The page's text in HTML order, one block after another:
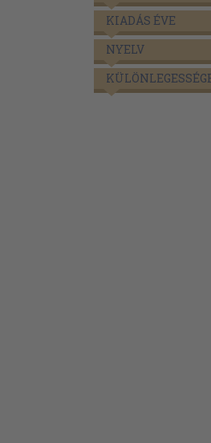
KIADÁS ÉVE
NYELV